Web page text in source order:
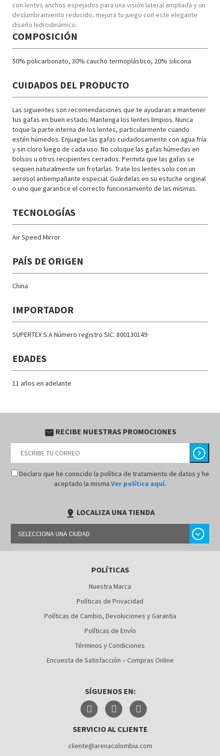
con lentes anchos espejados para una visión lateral ampliada y un
deslumbramiento reducido, mejora tu juego con este elegante
diseño hidrodinámico.
COMPOSICIÓN
50% policarbonato, 30% caucho termoplástico, 20% silicona
CUIDADOS DEL PRODUCTO
Las siguientes son recomendaciones que te ayudaran a mantener
tus gafas en buen estado: Mantenga los lentes limpios. Nunca
toque la parte interna de los lentes, particularmente cuando
estén húmedos. Enjuague las gafas cuidadosamente con agua fría
y sin cloro luego de cada uso. No coloque las gafas húmedas en
bolsos u otros recipientes cerrados. Permita que las gafas se
sequen naturalmente sin frotarlas. Trate los lentes solo con un
aerosol antiempañante especial. Guárdelas en su estuche original
o uno que garantice el correcto funcionamiento de las mismas.
TECNOLOGÍAS
Air Speed Mirror
PAÍS DE ORIGEN
China
IMPORTADOR
SUPERTEX S.A Número registro SIC: 800130149
EDADES
11 años en adelante
email RECIBE NUESTRAS PROMOCIONES
chevron_right
Declaro que he conocido la política de tratamiento de datos y he
aceptado la misma Ver política aquí.
pin_drop LOCALIZA UNA TIENDA
SELECCIONA UNA CIUDAD chevron_right
BARRANQUILLA
POLÍTICAS
Nuestra Marca
Políticas de Privacidad
Políticas de Cambio, Devoluciones y Garantia
Políticas de Envío
Términos y Condiciones
Encuesta de Satisfacción – Compras Online
SÍGUENOS EN:
SERVICIO AL CLIENTE
cliente@arenacolombia.com